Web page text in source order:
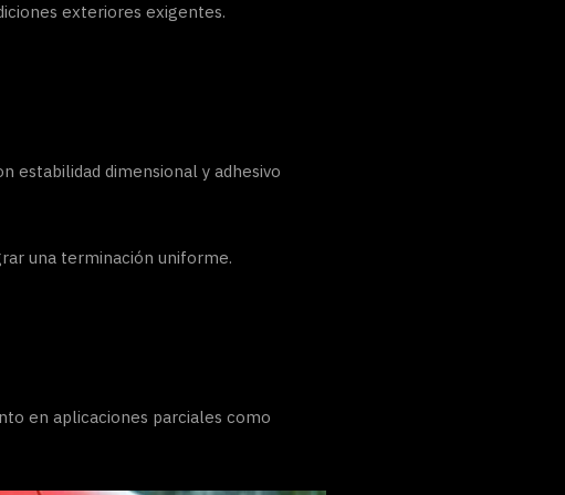
exteriores exigentes.
estabilidad dimensional y adhesivo
una terminación uniforme.
en aplicaciones parciales como